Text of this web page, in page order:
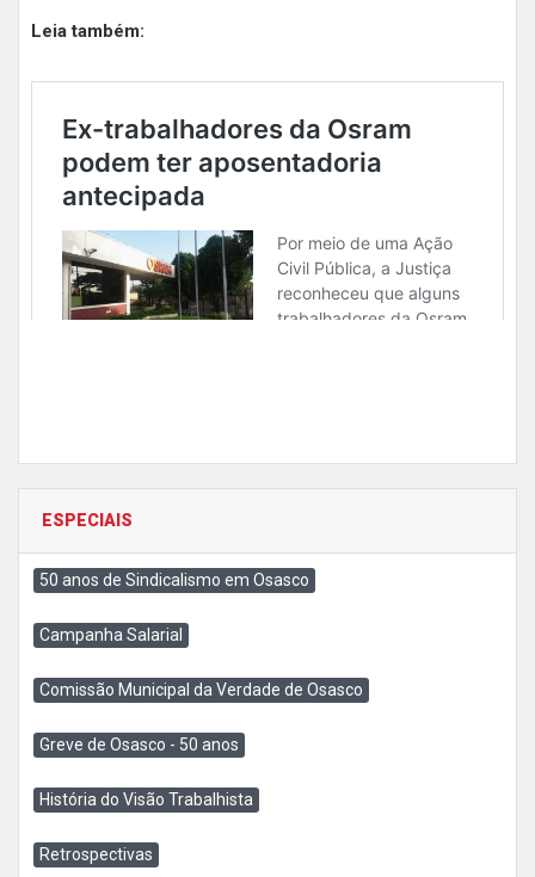
Leia também:
ESPECIAIS
50 anos de Sindicalismo em Osasco
Campanha Salarial
Comissão Municipal da Verdade de Osasco
Greve de Osasco - 50 anos
História do Visão Trabalhista
Retrospectivas